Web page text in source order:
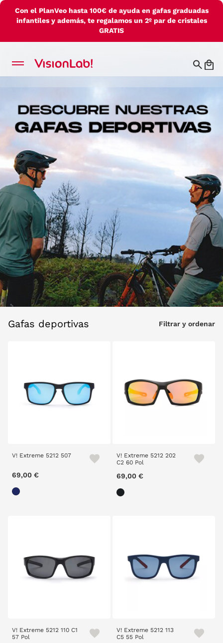
Con el PlanVeo hasta 100€ de ayuda en gafas graduadas
infantiles y además, te regalamos un 2º par de cristales
GRATIS
Gafas deportivas Filtrar y ordenar
V! Extreme 5212 507
69,00 €
V! Extreme 5212 202
C2 60 Pol
69,00 €
V! Extreme 5212 110 C1
57 Pol
V! Extreme 5212 113
C5 55 Pol